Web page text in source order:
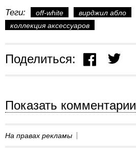
Теги: off-white
вирджил абло
коллекция аксессуаров
Поделиться:
Показать комментарии
На правах рекламы